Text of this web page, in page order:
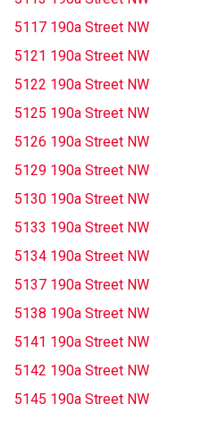
5117 190a Street NW
5121 190a Street NW
5122 190a Street NW
5125 190a Street NW
5126 190a Street NW
5129 190a Street NW
5130 190a Street NW
5133 190a Street NW
5134 190a Street NW
5137 190a Street NW
5138 190a Street NW
5141 190a Street NW
5142 190a Street NW
5145 190a Street NW